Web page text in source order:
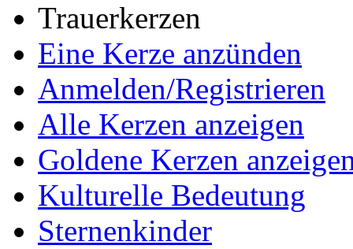
Trauerkerzen
Eine Kerze anzünden
Anmelden/Registrieren
Alle Kerzen anzeigen
Goldene Kerzen
Kulturelle Bedeutung
Sternenkinder